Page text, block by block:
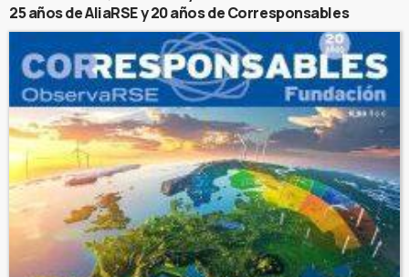
25 años de AliaRSE y 20 años de Corresponsables